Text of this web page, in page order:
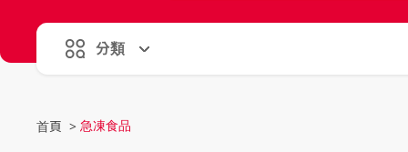
分類
首頁 > 急凍食品